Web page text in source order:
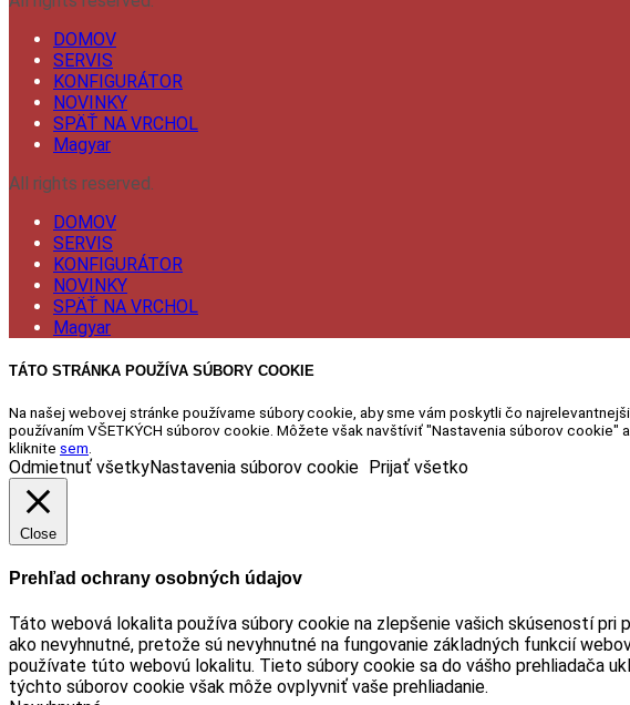
DOMOV
SERVIS
KONFIGURÁTOR
NOVINKY
SPÄŤ NA VRCHOL
Magyar
All rights reserved.
DOMOV
SERVIS
KONFIGURÁTOR
NOVINKY
SPÄŤ NA VRCHOL
Magyar
TÁTO STRÁNKA POUŽÍVA SÚBORY COOKIE
Na našej webovej stránke používame súbory cookie, aby sme vám poskytli čo
používaním VŠETKÝCH súborov cookie. Môžete však navštíviť "Nastavenia súborov
kliknite sem
Odmietnuť všetkyNastavenia súborov cookie Prijať všetko
Close
Prehľad ochrany osobných údajov
Táto webová lokalita používa súbory cookie na zlepšenie vašich skúseností
ako nevyhnutné, pretože sú nevyhnutné na fungovanie základných funkcií
používate túto webovú lokalitu. Tieto súbory cookie sa do vášho prehliadača
týchto súborov cookie však môže ovplyvniť vaše prehliadanie.